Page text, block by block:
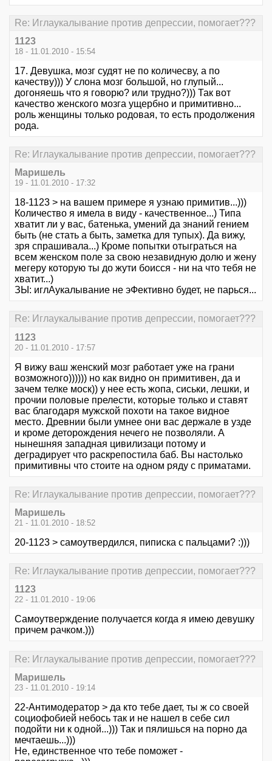
Re: Иглаукалывание против депрессии, помогает???
1123
18 - 11.01.2010 - 15:54
17. Девушка, мозг судят не по количесву, а по
качеству))) У слона мозг большой, но глупый...
догоняешь что я говорю? или трудно?))) Так вот
качество женского мозга ущербно и примитивно...
роль женщины только родовая, то есть продолжения
рода.
Re: Иглаукалывание против депрессии, помогает???
Маришель
19 - 11.01.2010 - 17:32
18-1123 > на вашем примере я узнаю примитив...)))
Количество я имела в виду - качественное...) Типа
хватит ли у вас, батенька, умений да знаний гением
быть (не стать а быть, заметка для тупых). Да вижу,
зря спрашивала...) Кроме попытки отыграться на
всем женском поле за свою незавидную долю и жену
мегеру которую ты до жути боисся - ни на что тебя не
хватит...)
ЗЫ: иглАукалывание не эФективно будет, не парься...
Re: Иглаукалывание против депрессии, помогает???
1123
20 - 11.01.2010 - 17:57
Я вижу ваш женский мозг работает уже на грани
возможного)))))) но как видно он примитивен, да и
зачем телке моск)) у нее есть жопа, сиськи, лешки, и
прочии половые прелести, которые только и ставят
вас благодаря мужской похоти на такое видное
место. Древнии были умнее они вас держале в узде
и кроме деторождения нечего не позволяли. А
нынешняя западная цивилизаци потому и
деградирует что раскрепостила баб. Вы настолько
примитивны что стоите на одном ряду с приматами.
Re: Иглаукалывание против депрессии, помогает???
Маришель
21 - 11.01.2010 - 18:52
20-1123 > самоутвердился, пиписка с пальцами? :)))
Re: Иглаукалывание против депрессии, помогает???
1123
22 - 11.01.2010 - 19:06
Самоутверждение получается когда я имею девушку
причем рачком.)))
Re: Иглаукалывание против депрессии, помогает???
Маришель
23 - 11.01.2010 - 19:14
22-Антимодератор > да кто тебе дает, ты ж со своей
социофобией небось так и не нашел в себе сил
подойти ни к одной...))) Так и пялишься на порно да
мечтаешь...)))
Не, единственное что тебе поможет -